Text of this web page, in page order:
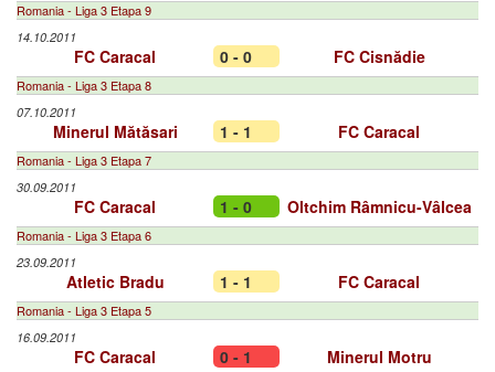
Romania - Liga 3 Etapa 9
14.10.2011
FC Caracal 0 - 0 FC Cisnădie
Romania - Liga 3 Etapa 8
07.10.2011
Minerul Mătăsari 1 - 1 FC Caracal
Romania - Liga 3 Etapa 7
30.09.2011
FC Caracal 1 - 0 Oltchim Râmnicu-Vâlcea
Romania - Liga 3 Etapa 6
23.09.2011
Atletic Bradu 1 - 1 FC Caracal
Romania - Liga 3 Etapa 5
16.09.2011
FC Caracal 0 - 1 Minerul Motru